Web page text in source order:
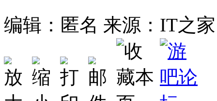
编辑：匿名 来源：IT之家